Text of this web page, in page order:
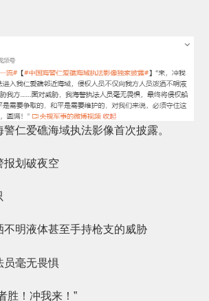
爱礁海域执法影像首次披露。
划破夜空
明液体甚至手持枪支的威胁
毫无畏惧
！冲我来！”